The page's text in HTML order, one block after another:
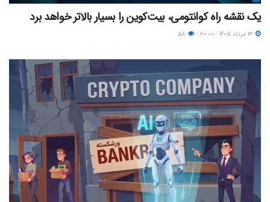
یک نقشه راه کوانتومی، بیت‌کوین را بسیار بالاتر خواهد برد